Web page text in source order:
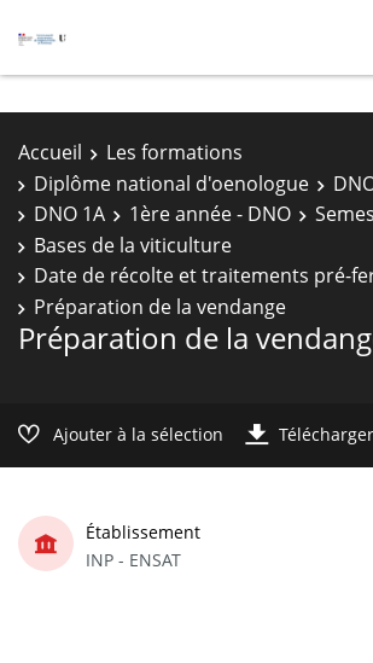
Accueil
Les formations
Diplôme national d'oenologue
DNO 1A
1ère année - DNO
Bases de la viticulture
Date de récolte et traitements pré-
Préparation de la vendange
Préparation de la
Ajouter à la sélection
Établissement
INP - ENSAT